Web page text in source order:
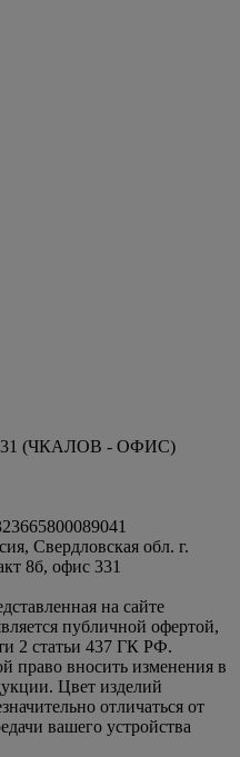
331 (ЧКАЛОВ - ОФИС)
Свердловская обл. г.
8б, офис 331
на сайте
публичной офертой,
2 статьи 437 ГК РФ.
право вносить изменения в
Цвет изделий
отличаться от
вашего устройства